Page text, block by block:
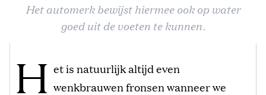
Het automerk bewijst hiermee ook op water
goed uit de voeten te kunnen.
H et is natuurlijk altijd even
wenkbrauwen fronsen wanneer we